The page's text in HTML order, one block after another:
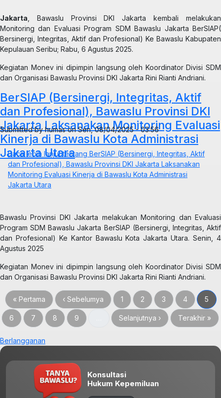
Jakarta , Bawaslu Provinsi DKI Jakarta kembali melakukan
Monitoring dan Evaluasi Program SDM Bawaslu Jakarta BerSIAP(
Bersinergi, Integritas, Aktif dan Profesional) Ke Bawaslu Kabupaten
Kepulauan Seribu; Rabu, 6 Agustus 2025.
Kegiatan Monev ini dipimpin langsung oleh Koordinator Divisi SDM
dan Organisasi Bawaslu Provinsi DKI Jakarta Rini Rianti Andriani.
BerSIAP (Bersinergi, Integritas, Aktif
dan Profesional), Bawaslu Provinsi DKI
Jakarta Laksanakan Monitoring Evaluasi
Kinerja di Bawaslu Kota Administrasi
Jakarta Utara
Submitted byhumasonSen, 08/04/2025 - 03:56
Baca lebih lanjuttentang BerSIAP (Bersinergi, Integritas, Aktif
dan Profesional), Bawaslu Provinsi DKI Jakarta Laksanakan
Monitoring Evaluasi Kinerja di Bawaslu Kota Administrasi
Jakarta Utara
Bawaslu Provinsi DKI Jakarta melakukan Monitoring dan Evaluasi
Program SDM Bawaslu Jakarta BerSIAP (Bersinergi, Integritas, Aktif
dan Profesional) Ke Kantor Bawaslu Kota Jakarta Utara. Senin, 4
Agustus 2025
Kegiatan Monev ini dipimpin langsung oleh Koordinator Divisi SDM
dan Organisasi Bawaslu Provinsi DKI Jakarta Rini Rianti Andriani.
First page
« Pertama Halaman sebelumnya
‹ Sebelumya Halaman
1 Halaman
2 Halaman
3 Halaman
4 5
Halaman
6 Halaman
7 Halaman
8 Halaman
9 Halaman berikutnya
Selanjutnya › Last page
Terakhir »
Berlangganan
Konsultasi
Hukum Kepemiluan